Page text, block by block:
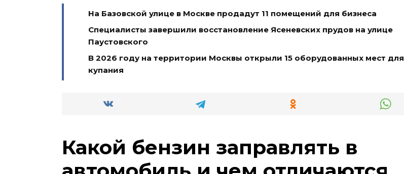
На Базовской улице в Москве продадут 11 помещений для бизнеса
Специалисты завершили восстановление Ясеневских прудов на улице
Паустовского
В 2026 году на территории Москвы открыли 15 оборудованных мест для
купания
Какой бензин заправлять в